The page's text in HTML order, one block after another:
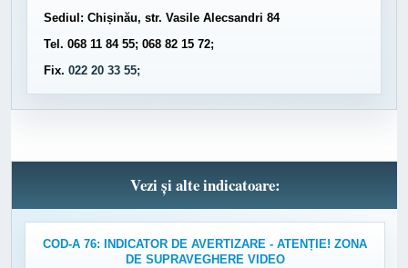
Sediul: Chișinău, str. Vasile Alecsandri 84
Tel. 068 11 84 55; 068 82 15 72;
Fix. 022 20 33 55;
Vezi și alte indicatoare:
COD-A 76: INDICATOR DE AVERTIZARE - ATENȚIE! ZONA
DE SUPRAVEGHERE VIDEO